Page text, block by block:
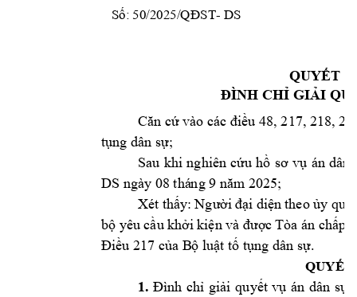
Số: 50/2025/QĐST- DS
QUYẾT
ĐÌNH CHỈ GIẢI
Căn cứ vào các điều 48, 217, 218,
tụng dân sự;
Sau khi nghiên cứu hồ sơ vụ án dân
DS ngày 08 tháng 9 năm 2025;
Xét thấy: Người đại diện theo ủy
bộ yêu cầu khởi kiện và được Tòa án chấp
Điều 217 của Bộ luật tố tụng dân sự.
1. Đình chỉ giải quyết vụ án dân sự